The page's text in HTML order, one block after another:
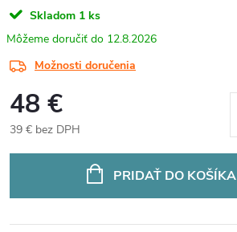
Skladom 1 ks
12.8.2026
Možnosti doručenia
48 €
39 € bez DPH
PRIDAŤ DO KOŠÍKA